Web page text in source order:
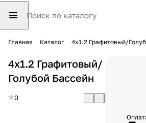
Главная Каталог 4х1.2 Графитовый/
4х1.2 Графитовый/
Голубой Бассейн
0